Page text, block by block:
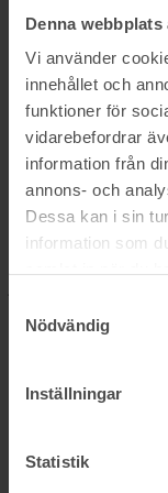
Denna
Vi använder
innehållet och
funktioner för
vidarebefordrar
information från
annons- och
Dessa kan i sin
information som
Nödvändig
Inställningar
Statistik
Uppsägning av
Sök efter en fråga
Bostad & Fastighet
Hej!
Min fråga är: Jag har
ägaren säger upp
kontraktet eller 1
Sök efter en fråga
Se alla frågor